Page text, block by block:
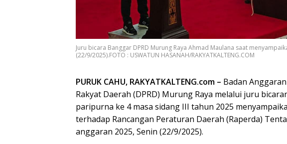
Juru bicara Banggar DPRD Murung Raya Ahmad Maulana saat
(22/9/2025).FOTO : USWATUN HASANAH/RAKYATKALTENG.COM
PURUK CAHU, RAKYATKALTENG.com – Badan
Rakyat Daerah (DPRD) Murung Raya melalui juru
paripurna ke 4 masa sidang III tahun 2025
terhadap Rancangan Peraturan Daerah (Raperda)
anggaran 2025, Senin (22/9/2025).